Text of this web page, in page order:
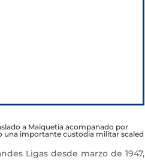
a Maiquetia acompanado por
una importante custodia militar scaled
Ligas desde marzo de 1947,